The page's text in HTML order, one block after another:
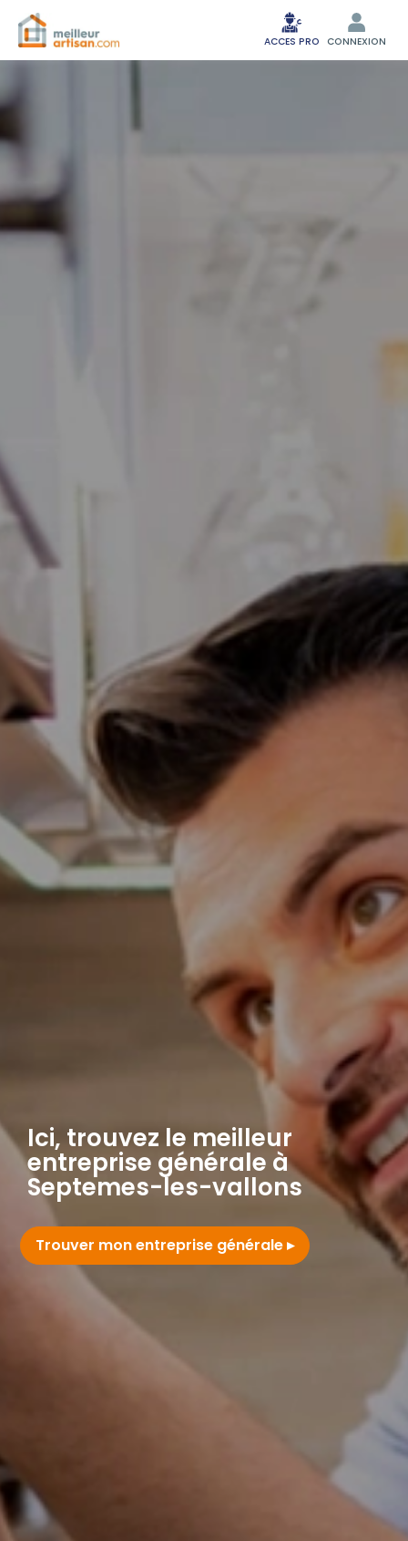
ACCES PRO CONNEXION
Ici, trouvez le meilleur
entreprise générale à
Septemes-les-vallons
Trouver mon entreprise générale